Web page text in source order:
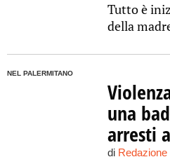
Tutto è
della
NEL PALERMITANO
una
arresti
di Redazione